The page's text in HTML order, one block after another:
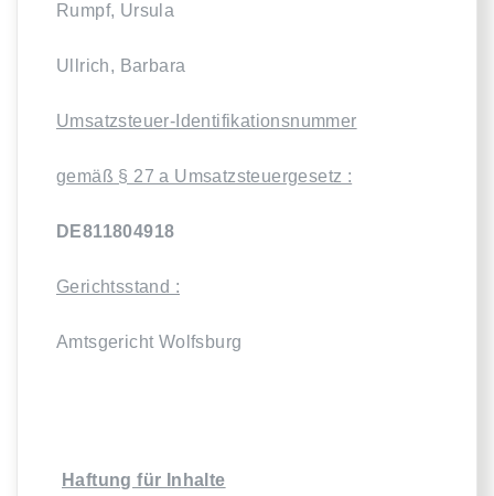
Rumpf, Ursula
Ullrich, Barbara
Umsatzsteuer-Identifikationsnummer
gemäß § 27 a Umsatzsteuergesetz :
DE811804918
Gerichtsstand :
Amtsgericht Wolfsburg
Haftung für Inhalte